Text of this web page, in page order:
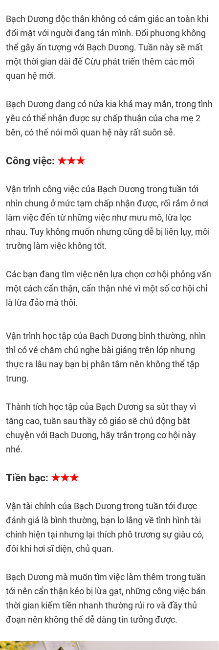
Bạch Dương độc thân không có cảm giác an toàn khi
đối mặt với người đang tán mình. Đối phương không
thể gây ấn tượng với Bạch Dương. Tuần này sẽ mất
một thời gian dài để Cừu phát triển thêm các mối
quan hệ mới.
Bạch Dương đang có nửa kia khá may mắn, trong tình
yêu có thể nhận được sự chấp thuận của cha mẹ 2
bên, có thể nói mối quan hệ này rất suôn sẻ.
Công việc: ★★★
Vận trình công việc của Bạch Dương trong tuần tới
nhìn chung ở mức tạm chấp nhận được, rối rắm ở nơi
làm việc đến từ những việc như mưu mô, lừa lọc
nhau. Tuy không muốn nhưng cũng dễ bị liên lụy, môi
trường làm việc không tốt.
Các bạn đang tìm việc nên lựa chọn cơ hội phỏng vấn
một cách cẩn thận, cẩn thận nhé vì một số cơ hội chỉ
là lừa đảo mà thôi.
Vận trình học tập của Bạch Dương bình thường, nhìn
thì có vẻ chăm chú nghe bài giảng trên lớp nhưng
thực ra lâu nay bạn bị phân tâm nên không thể tập
trung.
Thành tích học tập của Bạch Dương sa sút thay vì
tăng cao, tuần sau thầy cô giáo sẽ chủ động bắt
chuyện với Bạch Dương, hãy trân trọng cơ hội này
nhé.
Tiền bạc: ★★★
Vận tài chính của Bạch Dương trong tuần tới được
đánh giá là bình thường, bạn lo lắng về tình hình tài
chính hiện tại nhưng lại thích phô trương sự giàu có,
đôi khi hơi sĩ diện, chủ quan.
Bạch Dương mà muốn tìm việc làm thêm trong tuần
tới nên cẩn thận kẻo bị lừa gạt, những công việc bán
thời gian kiếm tiền nhanh thường rủi ro và đầy thủ
đoạn nên không thể dễ dàng tin tưởng được.